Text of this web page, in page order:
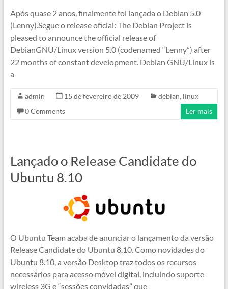
Após quase 2 anos, finalmente foi lançada o Debian 5.0
(Lenny).Segue o release oficial: The Debian Project is
pleased to announce the official release of
DebianGNU/Linux version 5.0 (codenamed “Lenny”) after
22 months of constant development. Debian GNU/Linux is
a
admin 15 de fevereiro de 2009 debian, linux
0 Comments
Ler mais
Lançado o Release Candidate do
Ubuntu 8.10
O Ubuntu Team acaba de anunciar o lançamento da versão
Release Candidate do Ubuntu 8.10. Como novidades do
Ubuntu 8.10, a versão Desktop traz todos os recursos
necessários para acesso móvel digital, incluindo suporte
wireless 3G e “sessões convidadas” que